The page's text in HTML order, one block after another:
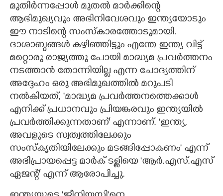
മുതിർന്നപ്പോൾ മുതൽ മാർക്കിന്റെ
ആഭിമുഖ്യവും അഭിനിവേശവും ഇന്ത്യയോടും
ഈ നാടിന്റെ സംസ്കാരത്തോടുമായി.
ദാശാബ്ദങ്ങൾ കഴിഞ്ഞിട്ടും എന്തേ ഇന്ത്യ വിട്ട്
മറ്റൊരു രാജ്യത്തു പോയി മാദ്ധ്യമ പ്രവർത്തനം
നടത്താൻ തോന്നിയില്ല എന്ന ചോദ്യത്തിന്
അദ്ദേഹം ഒരു അഭിമുഖത്തിൽ മറുപടി
നൽകിയത്, 'മാദ്ധ്യമ പ്രവർത്തനത്തെക്കാൾ
എനിക്ക് പ്രധാനവും പ്രിയങ്കരവും ഇന്ത്യയിൽ
പ്രവർത്തിക്കുന്നതാണ്" എന്നാണ്. "ഇന്ത്യ,
അവളുടെ സ്വത്വത്തിലേക്കും
സംസ്കൃതിയിലേക്കും മടങ്ങിപ്പോകണം" എന്ന്
അഭിപ്രായപ്പെട്ട മാർക് ടള്ളിയെ 'ആർ.എസ്‌.എസ്‌
ഏജന്റ്" എന്ന് ആരോപിച്ചു.